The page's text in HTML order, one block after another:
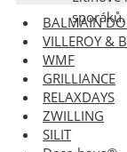
sporáků.
BALMAIN
VILLEROY &
WMF
GRILLIANCE
RELAXDAYS
ZWILLING
SILIT